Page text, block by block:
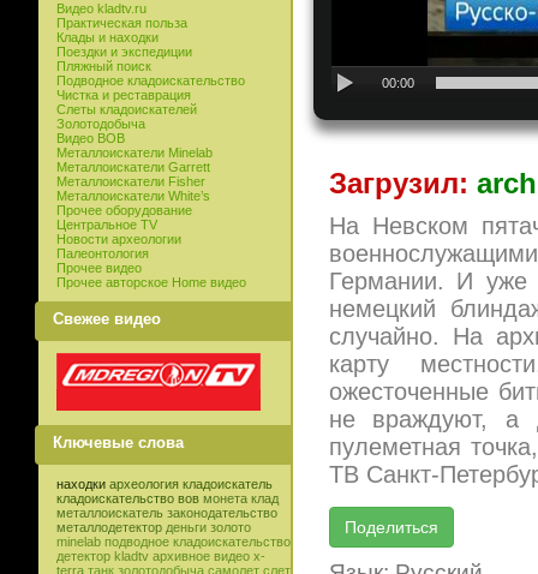
Видео kladtv.ru
Практическая польза
Клады и находки
Поездки и экспедиции
Пляжный поиск
Подводное кладоискательство
Чистка и реставрация
Слеты кладоискателей
Золотодобыча
Видео ВОВ
Металлоискатели Minelab
Металлоискатели Garrett
Металлоискатели Fisher
Металлоискатели White’s
Прочее оборудование
Центральное TV
Новости археологии
Палеонтология
Прочее видео
Прочее авторское Home видео
Свежее видео
Ключевые слова
находки археология кладоискатель
кладоискательство вов монета клад
металлоискатель законодательство
металлодетектор деньги золото
minelab подводное кладоискательство
детектор kladtv архивное видео x-
terra танк золотодобыча самолет слет
00:00
Загрузил:
На Невском
Германии. И уже
немецкий
случайно. На
карту
ожесточенные
не враждуют, а
пулеметная
ТВ Санкт-